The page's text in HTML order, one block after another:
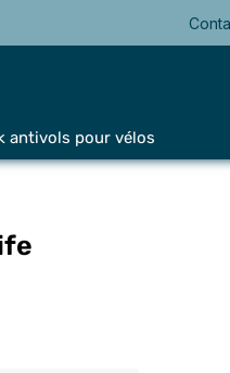
antivols pour vélos